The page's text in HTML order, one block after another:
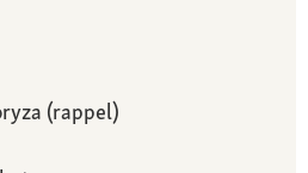
(rappel)